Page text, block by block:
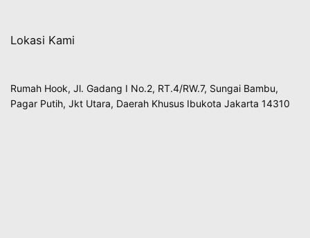
Lokasi Kami
Rumah Hook, Jl. Gadang I No.2, RT.4/RW.7, Sungai Bambu,
Pagar Putih, Jkt Utara, Daerah Khusus Ibukota Jakarta 14310